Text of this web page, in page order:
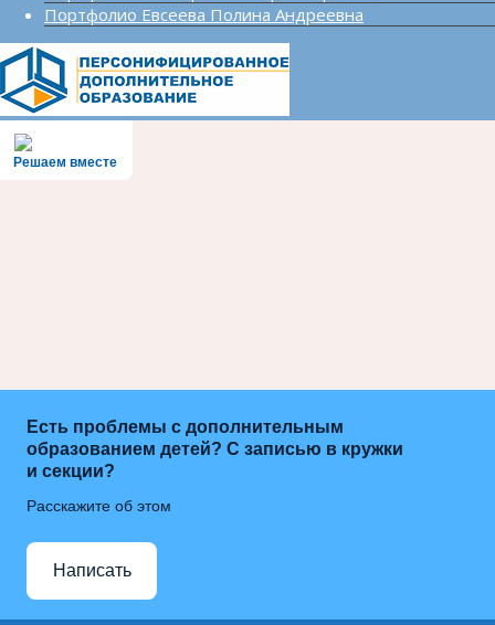
Портфолио Евсеева Полина Андреевна
Решаем вместе
Есть проблемы с дополнительным
образованием детей? С записью в кружки
и секции?
Расскажите об этом
Написать